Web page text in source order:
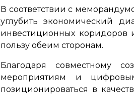
В соответствии с
углубить экономический
инвестиционных коридоров
пользу обеим сторонам.
Благодаря совместному
мероприятиям и
позиционироваться в